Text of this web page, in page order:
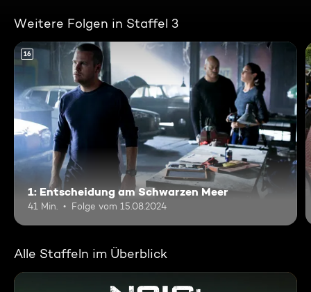
Weitere Folgen in Staffel 3
16
1: Entscheidung am Schwarzen Meer
41 Min. Folge vom 15.08.2024
Alle Staffeln im Überblick